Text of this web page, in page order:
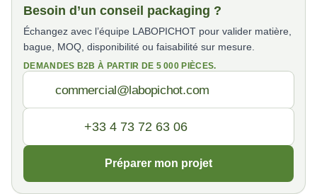
Besoin d’un conseil packaging ?
Échangez avec l’équipe LABOPICHOT pour valider matière,
bague, MOQ, disponibilité ou faisabilité sur mesure.
DEMANDES B2B À PARTIR DE 5 000 PIÈCES.
Préparer mon projet